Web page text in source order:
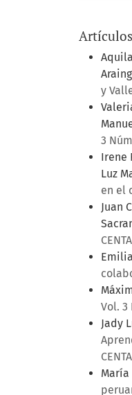
y
3
Irene
Luz
en el
Juan
Vol. 3
Jady
María